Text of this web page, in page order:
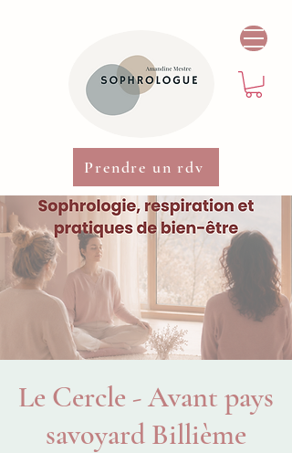
Prendre un rdv
Le Cercle - Avant pays
savoyard Billième